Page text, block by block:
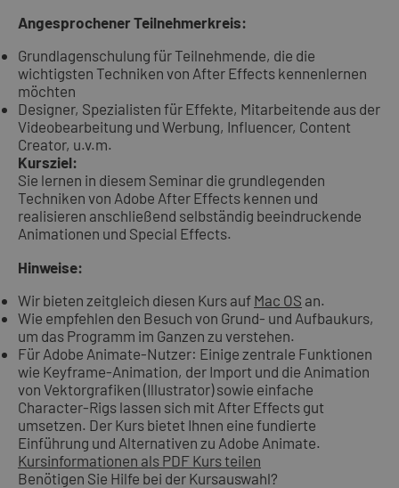
Angesprochener Teilnehmerkreis:
Grundlagenschulung für Teilnehmende, die die
wichtigsten Techniken von After Effects kennenlernen
möchten
Designer, Spezialisten für Effekte, Mitarbeitende aus der
Videobearbeitung und Werbung, Influencer, Content
Creator, u.v.m.
Kursziel:
Sie lernen in diesem Seminar die grundlegenden
Techniken von Adobe After Effects kennen und
realisieren anschließend selbständig beeindruckende
Animationen und Special Effects.
Hinweise:
Wir bieten zeitgleich diesen Kurs auf Mac OS an.
Wie empfehlen den Besuch von Grund- und Aufbaukurs,
um das Programm im Ganzen zu verstehen.
Für Adobe Animate-Nutzer: Einige zentrale Funktionen
wie Keyframe-Animation, der Import und die Animation
von Vektorgrafiken (Illustrator) sowie einfache
Character-Rigs lassen sich mit After Effects gut
umsetzen. Der Kurs bietet Ihnen eine fundierte
Einführung und Alternativen zu Adobe Animate.
Kursinformationen als PDF Kurs teilen
Benötigen Sie Hilfe bei der Kursauswahl?